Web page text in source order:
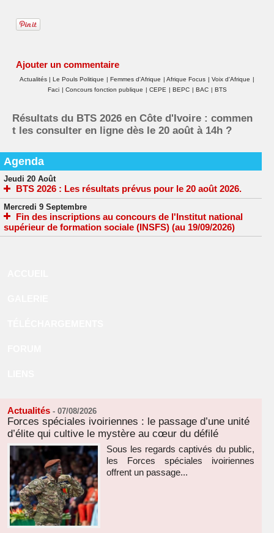
Ajouter un commentaire
Actualités | Le Pouls Politique | Femmes d'Afrique | Afrique Focus | Voix d'Afrique |
Faci | Concours fonction publique | CEPE | BEPC | BAC | BTS
Résultats du BTS 2026 en Côte d'Ivoire : commen
t les consulter en ligne dès le 20 août à 14h ?
Agenda
Jeudi 20 Août
BTS 2026 : Les résultats prévus pour le 20 août 2026.
Mercredi 9 Septembre
Fin des inscriptions au concours de l'Institut national
supérieur de formation sociale (INSFS) (au 19/09/2026)
Actualités - 07/08/2026
Forces spéciales ivoiriennes : le passage d’une unité
d’élite qui cultive le mystère au cœur du défilé
Sous les regards captivés du public,
les Forces spéciales ivoiriennes
offrent un passage...